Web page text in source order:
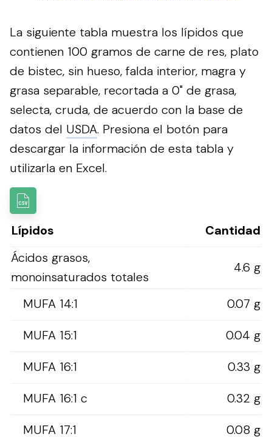
La siguiente tabla muestra los lípidos que
contienen 100 gramos de carne de res, plato
de bistec, sin hueso, falda interior, magra y
grasa separable, recortada a 0" de grasa,
selecta, cruda, de acuerdo con la base de
datos del USDA. Presiona el botón para
descargar la información de esta tabla y
utilizarla en Excel.
Lípidos
Cantidad
Ácidos grasos,
monoinsaturados totales
4.6 g
MUFA 14:1
0.07 g
MUFA 15:1
0.04 g
MUFA 16:1
0.33 g
MUFA 16:1 c
0.32 g
MUFA 17:1
0.08 g